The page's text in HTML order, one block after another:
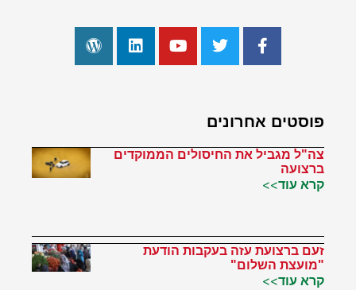
פוסטים אחרונים
צה"ל מגביל את החיסולים הממוקדים
ברצועה
קרא עוד>>
זעם ברצועת עזה בעקבות הודעת
"מועצת השלום"
קרא עוד>>